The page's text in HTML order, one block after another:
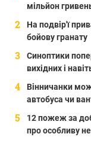
мільйон
На подвір'ї
бойову гранату
Синоптики
вихідних і
Вінничанки
автобуса чи
12 пожеж за
про особливу